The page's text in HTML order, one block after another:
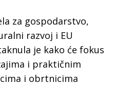
za gospodarstvo,
razvoj i EU
je kako će fokus
i praktičnim
i obrtnicima